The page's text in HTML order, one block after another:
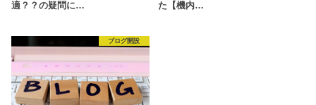
適？？の疑問に…
た【機内…
ブログ開設